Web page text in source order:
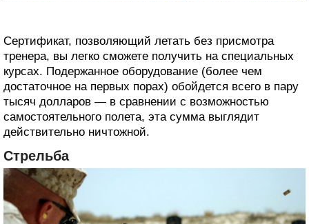
Сертификат, позволяющий летать без присмотра
тренера, вы легко сможете получить на специальных
курсах. Подержанное оборудование (более чем
достаточное на первых порах) обойдется всего в пару
тысяч долларов — в сравнении с возможностью
самостоятельного полета, эта сумма выглядит
действительно ничтожной.
Стрельба